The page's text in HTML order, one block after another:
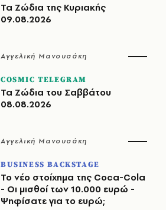
Τα Ζώδια της Κυριακής
09.08.2026
Αγγελική Μανουσάκη
COSMIC TELEGRAM
Τα Ζώδια του Σαββάτου
08.08.2026
Αγγελική Μανουσάκη
BUSINESS BACKSTAGE
Το νέο στοίχημα της Coca-Cola
- Οι μισθοί των 10.000 ευρώ -
Ψηφίσατε για το ευρώ;